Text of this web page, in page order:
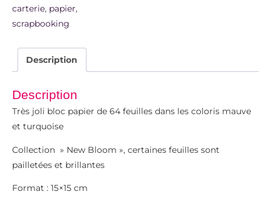
carterie, papier,
scrapbooking
Description
Description
Très joli bloc papier de 64 feuilles dans les coloris mauve
et turquoise
Collection » New Bloom », certaines feuilles sont
pailletées et brillantes
Format : 15×15 cm